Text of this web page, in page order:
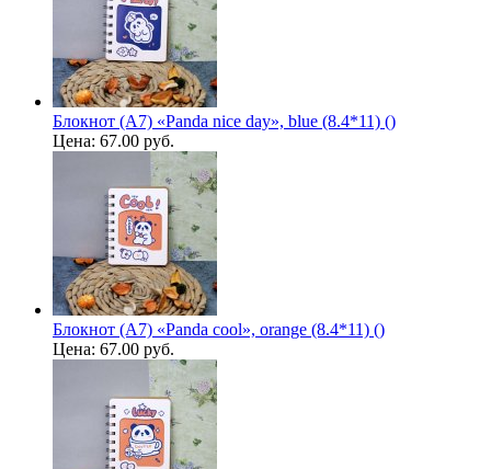
Блокнот (A7) «Panda nice day», blue (8.4*11) ()
Цена: 67.00 руб.
Блокнот (A7) «Panda cool», orange (8.4*11) ()
Цена: 67.00 руб.